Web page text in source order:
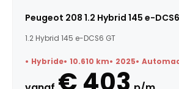
Peugeot 208 1.2 Hybrid 145 e-
1.2 Hybrid 145 e-DCS6 GT
Hybride 10.610 km 2025